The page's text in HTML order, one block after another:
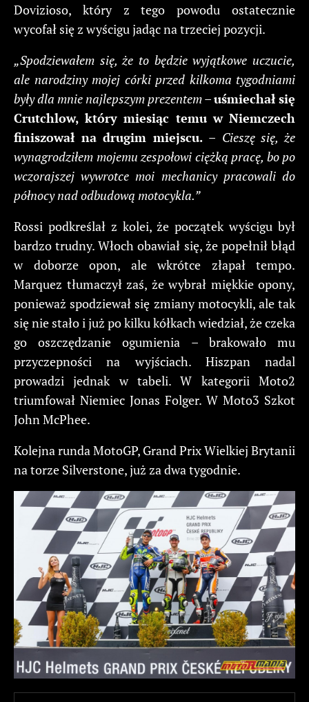
Dovizioso, który z tego powodu ostatecznie
wycofał się z wyścigu jadąc na trzeciej pozycji.
„Spodziewałem się, że to będzie wyjątkowe uczucie,
ale narodziny mojej córki przed kilkoma tygodniami
były dla mnie najlepszym prezentem –uśmiechał się
Crutchlow, który miesiąc temu w Niemczech
finiszował na drugim miejscu. – Cieszę się, że
wynagrodziłem mojemu zespołowi ciężką pracę, bo po
wczorajszej wywrotce moi mechanicy pracowali do
północy nad odbudową motocykla.”
Rossi podkreślał z kolei, że początek wyścigu był
bardzo trudny. Włoch obawiał się, że popełnił błąd
w doborze opon, ale wkrótce złapał tempo.
Marquez tłumaczył zaś, że wybrał miękkie opony,
ponieważ spodziewał się zmiany motocykli, ale tak
się nie stało i już po kilku kółkach wiedział, że czeka
go oszczędzanie ogumienia – brakowało mu
przyczepności na wyjściach. Hiszpan nadal
prowadzi jednak w tabeli. W kategorii Moto2
triumfował Niemiec Jonas Folger. W Moto3 Szkot
John McPhee.
Kolejna runda MotoGP, Grand Prix Wielkiej Brytanii
na torze Silverstone, już za dwa tygodnie.